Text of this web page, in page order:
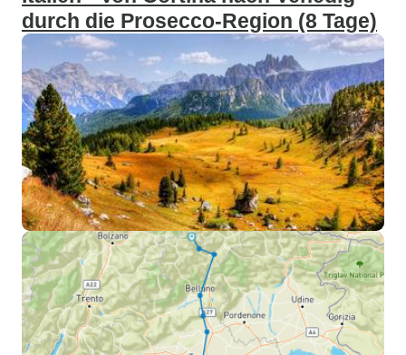
durch die Prosecco-Region (8 Tage)